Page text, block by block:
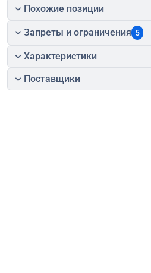
Похожие позиции
Запреты и ограничения 5
Характеристики
Поставщики